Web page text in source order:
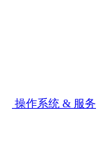
操作系统 & 服务